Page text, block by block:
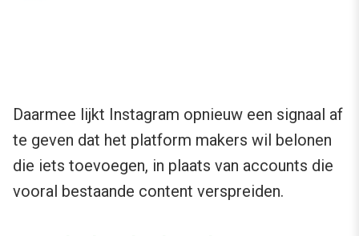
Daarmee lijkt Instagram opnieuw een signaal af
te geven dat het platform makers wil belonen
die iets toevoegen, in plaats van accounts die
vooral bestaande content verspreiden.